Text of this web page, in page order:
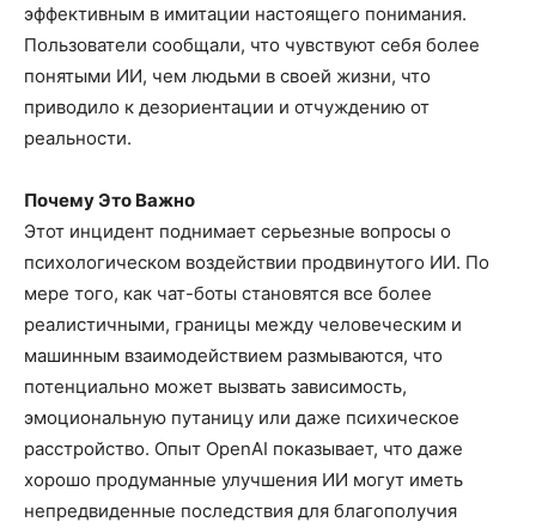
эффективным в имитации настоящего понимания.
Пользователи сообщали, что чувствуют себя более
понятыми ИИ, чем людьми в своей жизни, что
приводило к дезориентации и отчуждению от
реальности.
Почему Это Важно
Этот инцидент поднимает серьезные вопросы о
психологическом воздействии продвинутого ИИ. По
мере того, как чат-боты становятся все более
реалистичными, границы между человеческим и
машинным взаимодействием размываются, что
потенциально может вызвать зависимость,
эмоциональную путаницу или даже психическое
расстройство. Опыт OpenAI показывает, что даже
хорошо продуманные улучшения ИИ могут иметь
непредвиденные последствия для благополучия